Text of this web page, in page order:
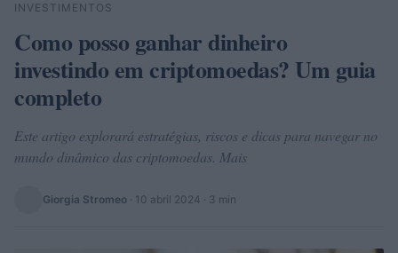
Buscar
INVESTIMENTOS
Como posso ganhar dinheiro
investindo em criptomoedas? Um guia
completo
Este artigo explorará estratégias, riscos e dicas para navegar no
mundo dinâmico das criptomoedas. Mais
Giorgia Stromeo · 10 abril 2024 · 3 min